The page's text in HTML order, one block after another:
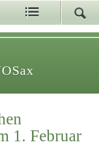
1. Februar